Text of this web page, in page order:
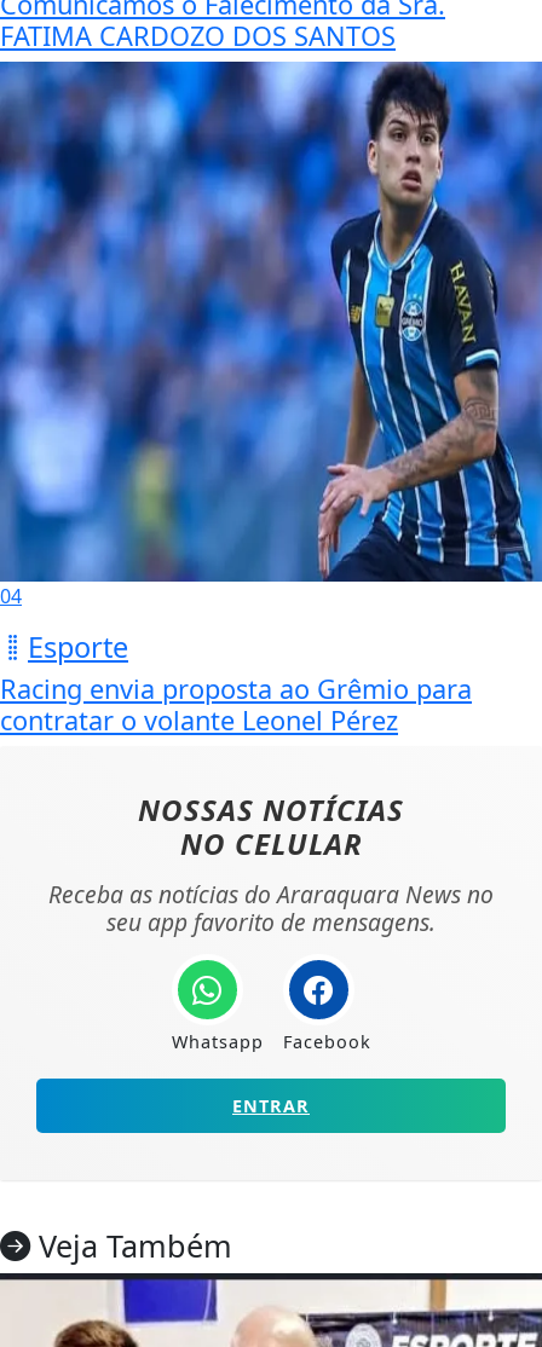
FATIMA CARDOZO DOS SANTOS
04
Esporte
Racing envia proposta ao Grêmio para
contratar o volante Leonel Pérez
NOSSAS NOTÍCIAS
NO CELULAR
Receba as notícias do Araraquara News no
seu app favorito de mensagens.
Whatsapp Facebook
ENTRAR
Veja Também